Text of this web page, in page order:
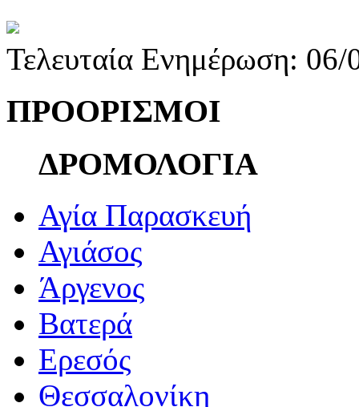
Τελευταία Ενημέρωση:
ΠΡΟΟΡΙΣΜΟΙ
ΔΡΟΜΟΛΟΓΙΑ
Αγία Παρασκευή
Αγιάσος
Άργενος
Βατερά
Ερεσός
Θεσσαλονίκη